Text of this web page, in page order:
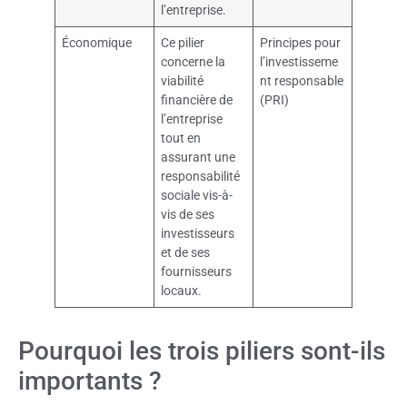
l’entreprise.
Économique
Ce pilier
concerne la
viabilité
financière de
l’entreprise
tout en
assurant une
responsabilité
sociale vis-à-
vis de ses
investisseurs
et de ses
fournisseurs
locaux.
Principes pour
l’investisseme
nt responsable
(PRI)
Pourquoi les trois piliers sont-ils
importants ?